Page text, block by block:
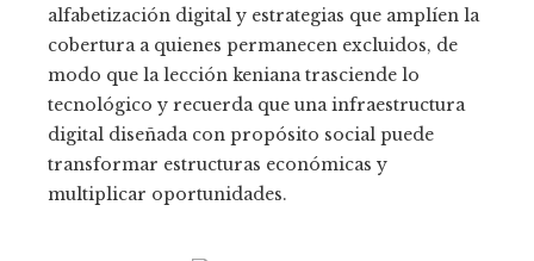
alfabetización digital y estrategias que amplíen la
cobertura a quienes permanecen excluidos, de
modo que la lección keniana trasciende lo
tecnológico y recuerda que una infraestructura
digital diseñada con propósito social puede
transformar estructuras económicas y
multiplicar oportunidades.